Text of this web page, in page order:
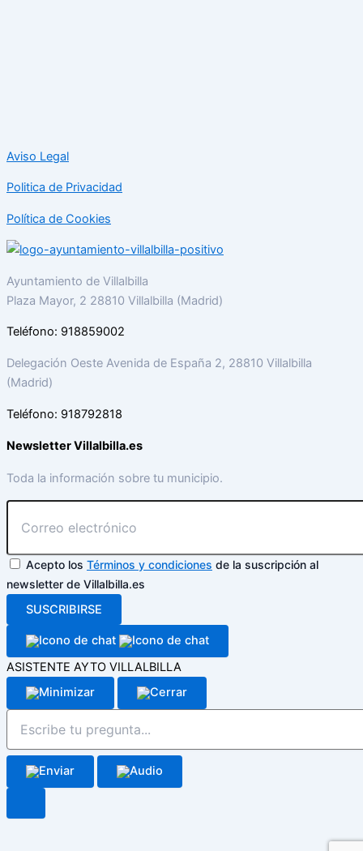
Aviso Legal
Politica de Privacidad
Política de Cookies
Ayuntamiento de Villalbilla
Plaza Mayor, 2 28810 Villalbilla (Madrid)
Teléfono: 918859002
Delegación Oeste Avenida de España 2, 28810 Villalbilla
(Madrid)
Teléfono: 918792818
Newsletter Villalbilla.es
Toda la información sobre tu municipio.
Acepto los Términos y condiciones de la suscripción al
newsletter de Villalbilla.es
SUSCRIBIRSE
ASISTENTE AYTO VILLALBILLA